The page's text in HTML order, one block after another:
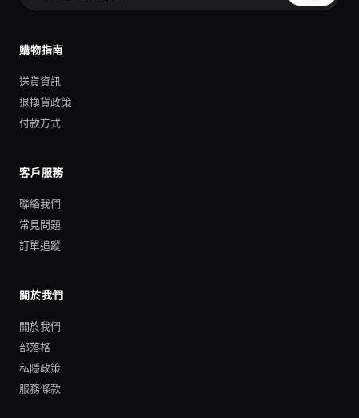
購物指南
送貨資訊
退換貨政策
付款方式
客戶服務
聯絡我們
常見問題
訂單追蹤
關於我們
關於我們
部落格
私隱政策
服務條款